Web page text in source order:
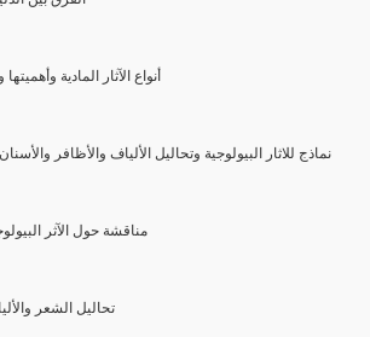
(5) أنواع الآثار المادية
3- نماذج للاثار البيولوجية وتحاليل الألياف والأظافر
(6) مناقشة حول الآثر
(7) تحاليل الشعر